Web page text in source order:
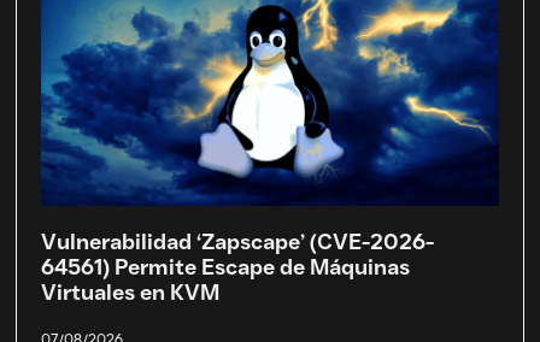
Vulnerabilidad ‘Zapscape’ (CVE-2026-
64561) Permite Escape de Máquinas
Virtuales en KVM